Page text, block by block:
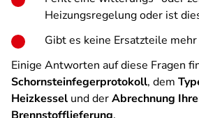
Heizungsregelung oder ist
Gibt es keine Ersatzteile
Einige Antworten auf diese Fragen
Schornsteinfegerprotokoll, dem
Heizkessel und derAbrechnung